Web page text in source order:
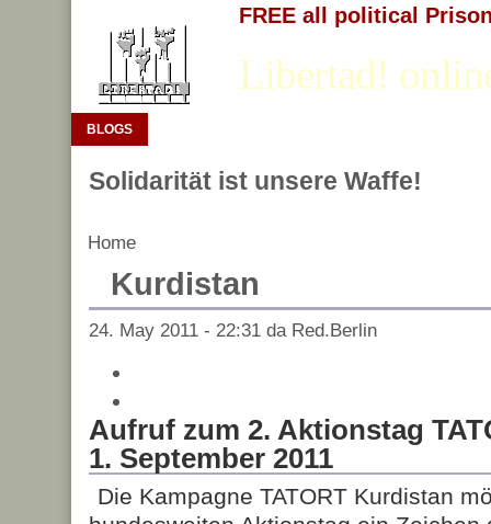
FREE all political
Libertad!
BLOGS
Solidarität ist unsere Waffe!
Home
Kurdistan
24. May 2011 - 22:31 da Red.Berlin
Aufruf zum 2. Aktionstag
1. September 2011
Die Kampagne TATORT Kurdistan